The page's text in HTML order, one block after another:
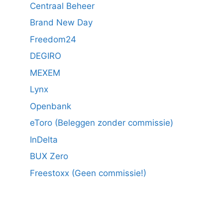
Centraal Beheer
Brand New Day
Freedom24
DEGIRO
MEXEM
Lynx
Openbank
eToro (Beleggen zonder commissie)
InDelta
BUX Zero
Freestoxx (Geen commissie!)